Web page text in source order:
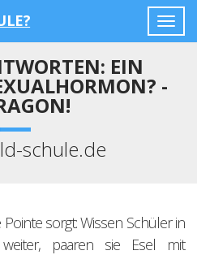
EIN
-
schule.de
sorgt: Wissen Schüler in
paaren sie Esel mit